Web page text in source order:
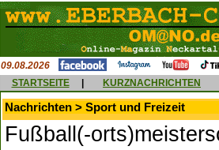
09.08.2026
STARTSEITE
KURZNACHRICHTEN
Nachrichten > Sport und Freizeit
Fußball(-